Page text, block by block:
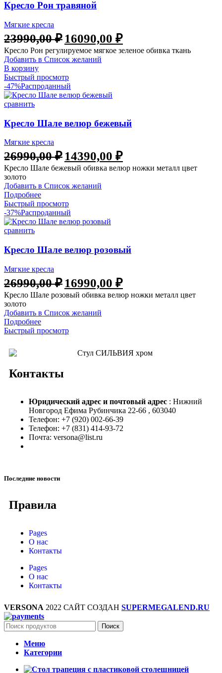
Кресло Рон травяной
Мягкие кресла
23990,00₽ 16090,00 ₽
Кресло Рон регулируемое мягкое зеленое обивка ткань
Добавить в Список желаний
В корзину
Быстрый просмотр
-47%Распроданный
сравнить
Кресло Шале велюр бежевый
Мягкие кресла
26990,00₽ 14390,00 ₽
Кресло Шале бежевый обивка велюр ножки металл цвет
золото
Добавить в Список желаний
Подробнее
Быстрый просмотр
-37%Распроданный
сравнить
Кресло Шале велюр розовый
Мягкие кресла
26990,00₽ 16990,00 ₽
Кресло Шале розовый обивка велюр ножки металл цвет
золото
Добавить в Список желаний
Подробнее
Быстрый просмотр
Контакты
Юридический адрес и почтовый адрес : Нижний
Новгород Ефима Рубинчика 22-66 , 603040
Телефон: +7 (920) 002-66-39
Телефон: +7 (831) 414-93-72
Почта: versona@list.ru
Последние новости
Правила
Pages
О нас
Контакты
Pages
О нас
Контакты
VERSONA 2022 САЙТ СОЗДАН SUPERMEGALEND.RU
Поиск
Меню
Категории